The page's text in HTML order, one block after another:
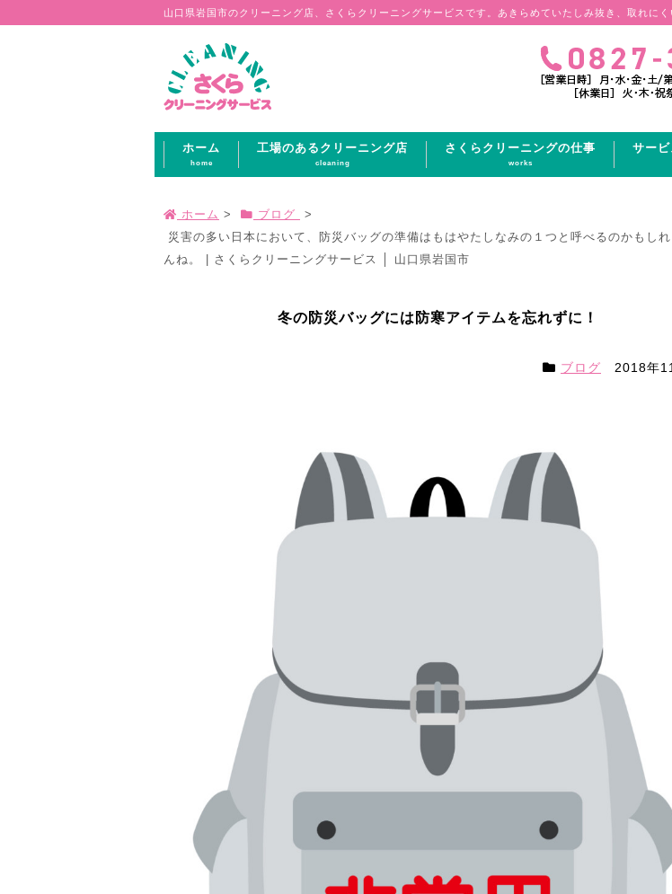
山口県岩国市のクリーニング店、さくらクリーニングサービスです。あきらめていたしみ抜き、取れにく
ホーム
home
工場のあるクリーニング店
cleaning
さくらクリーニングの仕事
works
サー
ホーム > ブログ
>
災害の多い日本において、防災バッグの準備はもはやたしなみの１つと呼べるのかもし
んね。 | さくらクリーニングサービス │ 山口県岩国市
冬の防災バッグには防寒アイテムを忘れずに！
2018年
ブログ